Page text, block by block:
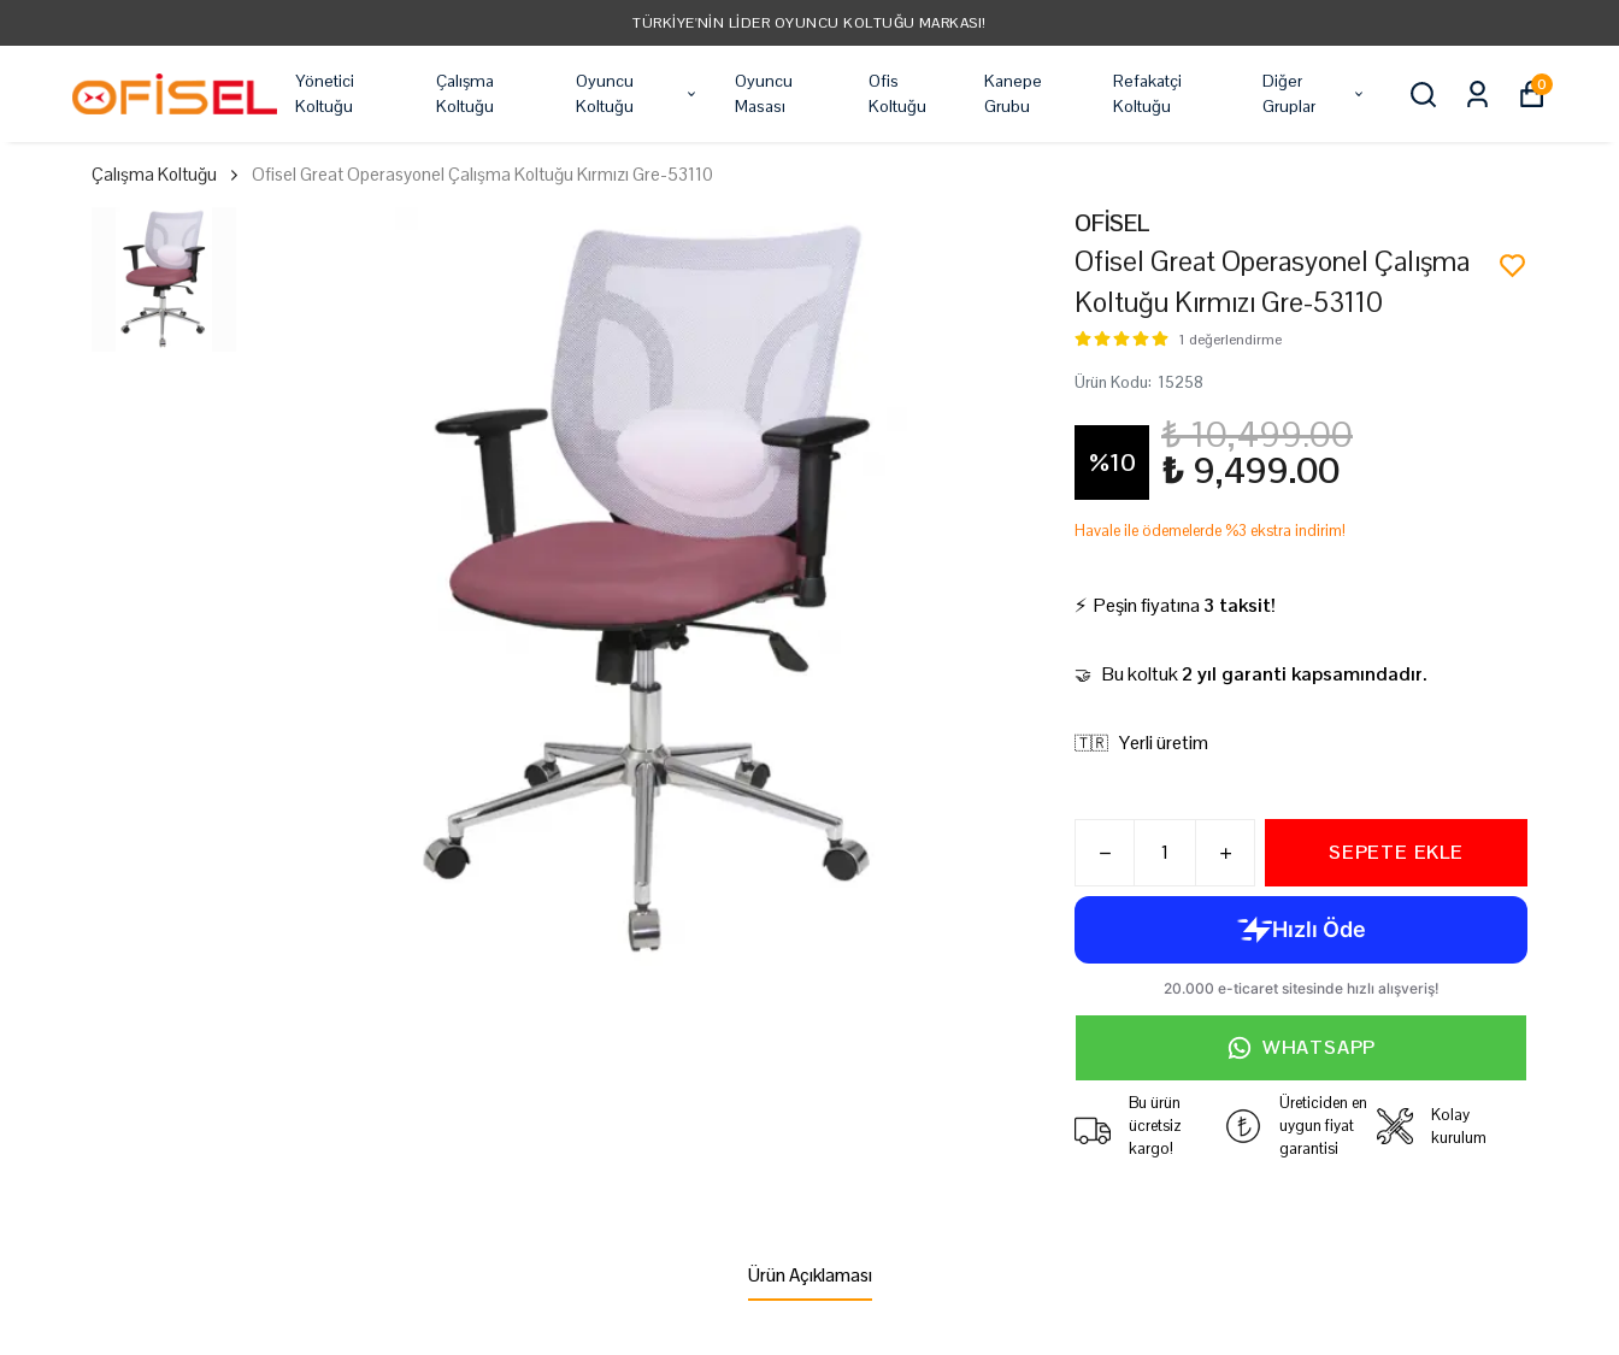
TÜM ÜRÜNLER ÜCRETSIZ KARGO
Yönetici
Koltuğu
Çalışma
Koltuğu
Oyuncu
Koltuğu
Oyuncu
Masası
Ofis
Koltuğu
Kanepe
Grubu
Refakatçi
Koltuğu
Diğer
Gruplar
0
Çalışma Koltuğu Ofisel Great Operasyonel Çalışma Koltuğu Kırmızı Gre-53110
OFİSEL
Ofisel Great Operasyonel Çalışma
Koltuğu Kırmızı Gre-53110
1 değerlendirme
Ürün Kodu: 15258
%10
₺ 10,499.00
₺ 9,499.00
Havale ile ödemelerde %3 ekstra indirim!
⚡ Peşin fiyatına 3 taksit!
🤝 Bu koltuk2 yıl garanti kapsamındadır.
🇹🇷 Yerli üretim
SEPETE EKLE
WHATSAPP
Bu ürün
ücretsiz
kargo!
Üreticiden en
uygun fiyat
garantisi
Kolay
kurulum
Ürün Açıklaması